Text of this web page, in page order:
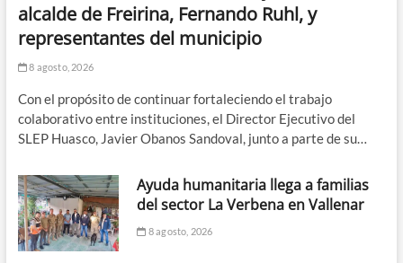
alcalde de Freirina, Fernando Ruhl, y
representantes del municipio
8 agosto, 2026
Con el propósito de continuar fortaleciendo el trabajo
colaborativo entre instituciones, el Director Ejecutivo del
SLEP Huasco, Javier Obanos Sandoval, junto a parte de su…
Ayuda humanitaria llega a familias
del sector La Verbena en Vallenar
8 agosto, 2026